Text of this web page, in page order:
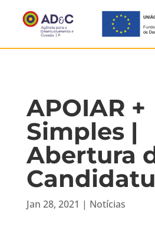
APOIAR +
Simples |
Abertura
Jan 28, 2021 | Notícias